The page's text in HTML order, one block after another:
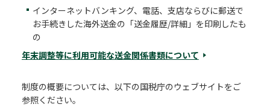
インターネットバンキング、電話、支店ならびに郵送で
お手続きした海外送金の「送金履歴/詳細」を印刷したも
の
年末調整等に利用可能な送金関係書類について
制度の概要については、以下の国税庁のウェブサイトをご
参照ください。